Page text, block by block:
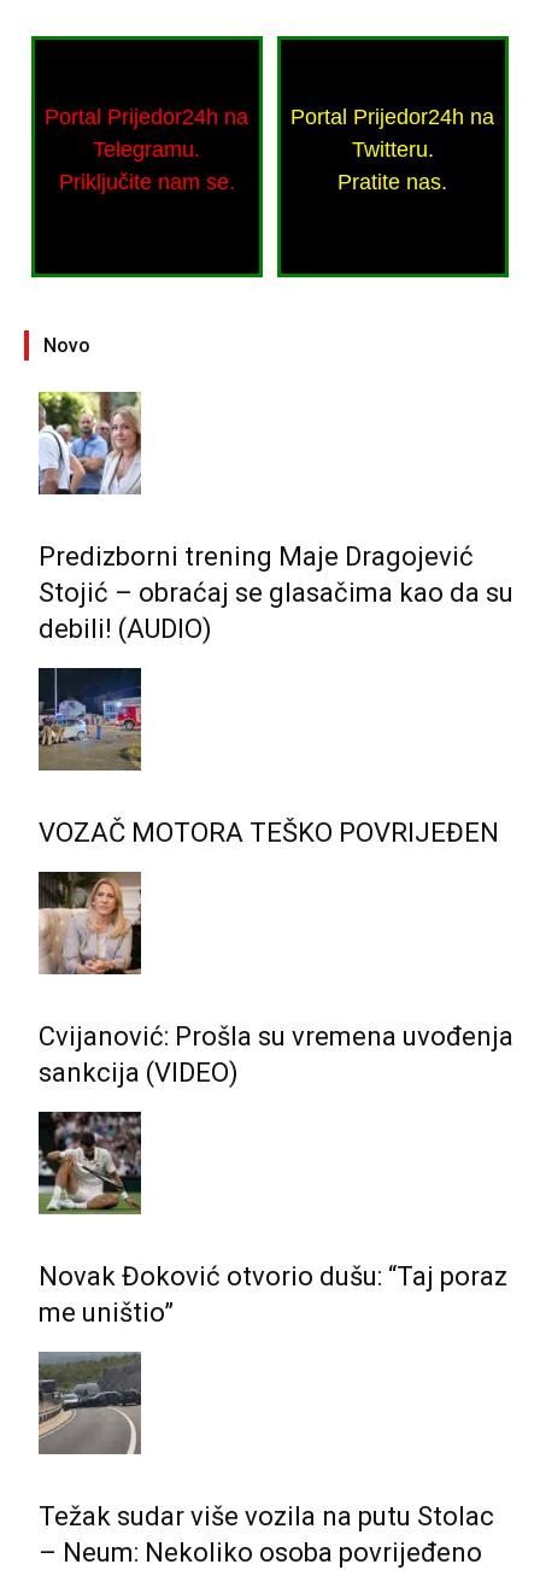
Portal Prijedor24h na
Telegramu.
Priključite nam se.
Portal Prijedor24h na
Twitteru.
Pratite nas.
Novo
Predizborni trening Maje Dragojević
Stojić – obraćaj se glasačima kao da su
debili! (AUDIO)
VOZAČ MOTORA TEŠKO POVRIJEĐEN
Cvijanović: Prošla su vremena uvođenja
sankcija (VIDEO)
Novak Đoković otvorio dušu: “Taj poraz
me uništio”
Težak sudar više vozila na putu Stolac
– Neum: Nekoliko osoba povrijeđeno